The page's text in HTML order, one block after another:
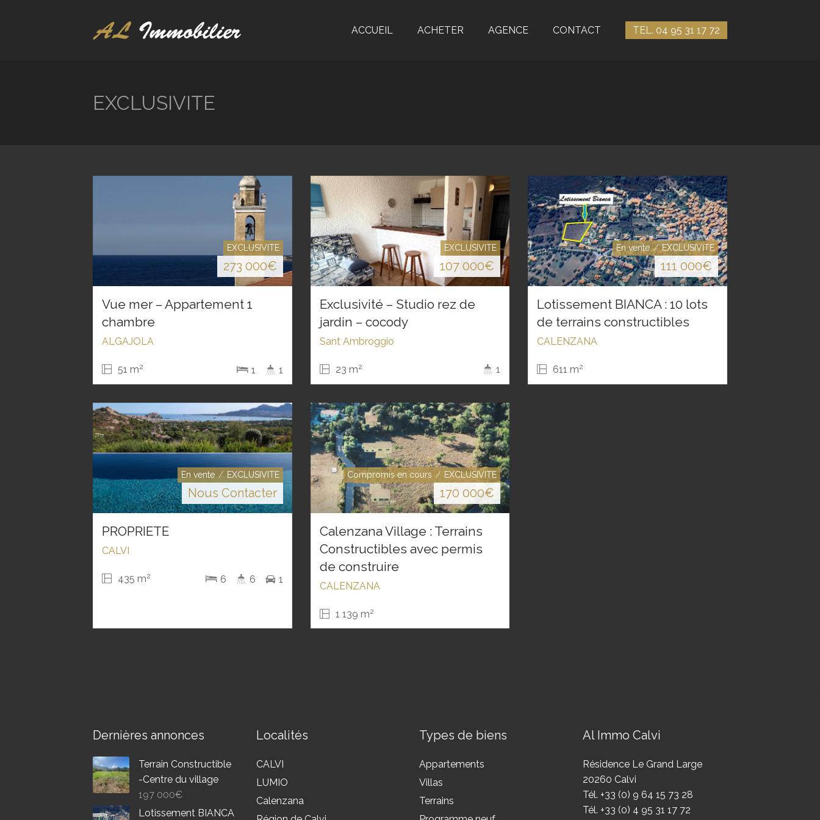
ACCUEIL ACHETER AGENCE CONTACT TEL. 04 95 31 17 72
EXCLUSIVITE
EXCLUSIVITE
273 000€
Vue mer – Appartement 1
chambre
ALGAJOLA
51 m2 1 1
EXCLUSIVITE
107 000€
Exclusivité – Studio rez de
jardin – cocody
Sant Ambroggio
23 m2 1
En vente EXCLUSIVITE
111 000€
Lotissement BIANCA : 10 lots
de terrains constructibles
CALENZANA
611 m2
En vente EXCLUSIVITE
Nous Contacter
PROPRIETE
CALVI
435 m2 6 6 1
Compromis en cours EXCLUSIVITE
170 000€
Calenzana Village : Terrains
Constructibles avec permis
de construire
CALENZANA
1 139 m2
Dernières annonces
Terrain Constructible
-Centre du village
197 000€
Lotissement BIANCA
Localités
CALVI
LUMIO
Calenzana
Types de biens
Appartements
Villas
Terrains
Al Immo Calvi
Résidence Le Grand Large
20260 Calvi
Tél. +33 (0) 9 64 15 73 28
Tél. +33 (0) 4 95 31 17 72